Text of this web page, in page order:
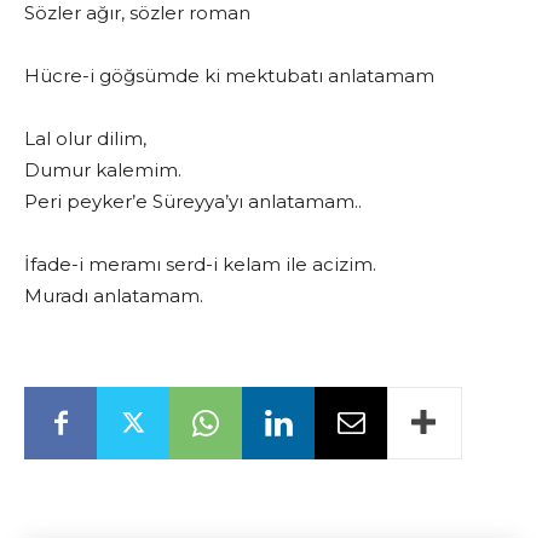
Sözler ağır, sözler roman
Hücre-i göğsümde ki mektubatı anlatamam
Lal olur dilim,
Dumur kalemim.
Peri peyker’e Süreyya’yı anlatamam..
İfade-i meramı serd-i kelam ile acizim.
Muradı anlatamam.